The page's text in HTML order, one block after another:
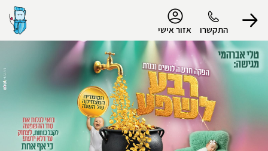
התקשרו אזור אישי
הפרופיל שלי
התנתק